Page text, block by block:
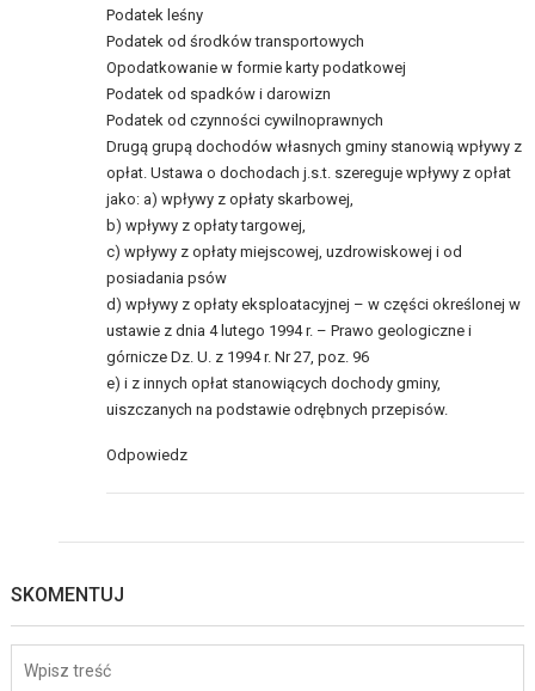
Podatek leśny
Podatek od środków transportowych
Opodatkowanie w formie karty podatkowej
Podatek od spadków i darowizn
Podatek od czynności cywilnoprawnych
Drugą grupą dochodów własnych gminy stanowią wpływy z
opłat. Ustawa o dochodach j.s.t. szereguje wpływy z opłat
jako: a) wpływy z opłaty skarbowej,
b) wpływy z opłaty targowej,
c) wpływy z opłaty miejscowej, uzdrowiskowej i od
posiadania psów
d) wpływy z opłaty eksploatacyjnej – w części określonej w
ustawie z dnia 4 lutego 1994 r. – Prawo geologiczne i
górnicze Dz. U. z 1994 r. Nr 27, poz. 96
e) i z innych opłat stanowiących dochody gminy,
uiszczanych na podstawie odrębnych przepisów.
Odpowiedz
SKOMENTUJ